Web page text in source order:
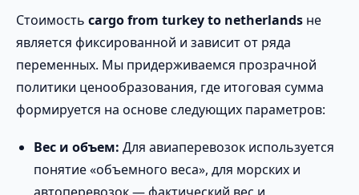
Стоимость cargo from turkey to netherlands не
является фиксированной и зависит от ряда
переменных. Мы придерживаемся прозрачной
политики ценообразования, где итоговая сумма
формируется на основе следующих параметров:
Вес и объем: Для авиаперевозок используется
понятие «объемного веса», для морских и
автоперевозок — фактический вес и